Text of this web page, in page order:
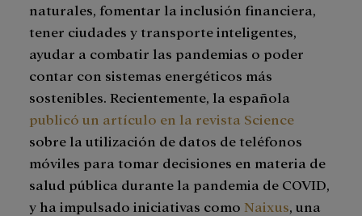
naturales, fomentar la inclusión financiera,
tener ciudades y transporte inteligentes,
ayudar a combatir las pandemias o poder
contar con sistemas energéticos más
sostenibles. Recientemente, la española
publicó un artículo en la revista Science
sobre la utilización de datos de teléfonos
móviles para tomar decisiones en materia de
salud pública durante la pandemia de COVID,
y ha impulsado iniciativas como Naixus , una